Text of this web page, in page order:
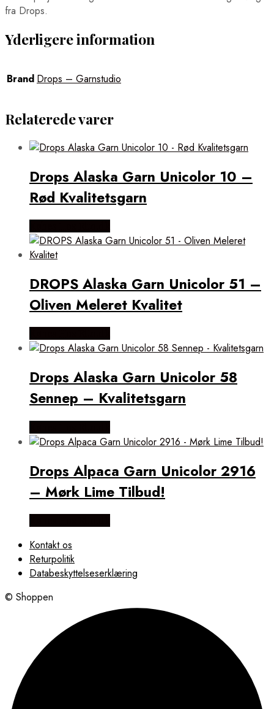
fra Drops.
Yderligere information
Brand Drops – Garnstudio
Relaterede varer
Drops Alaska Garn Unicolor 10 –
Rød Kvalitetsgarn
DROPS Alaska Garn Unicolor 51 –
Oliven Meleret Kvalitet
Drops Alaska Garn Unicolor 58
Sennep – Kvalitetsgarn
Drops Alpaca Garn Unicolor 2916
– Mørk Lime Tilbud!
Kontakt os
Returpolitik
Databeskyttelseserklæring
© Shoppen